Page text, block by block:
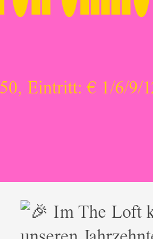
Eintritt: € 1/6/9/
Im The Loft